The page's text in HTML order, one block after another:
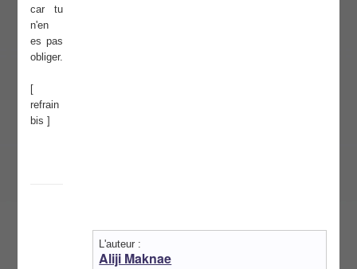
car tu
n'en
es pas
obliger.
[
refrain
bis ]
L'auteur :
Aliji Maknae